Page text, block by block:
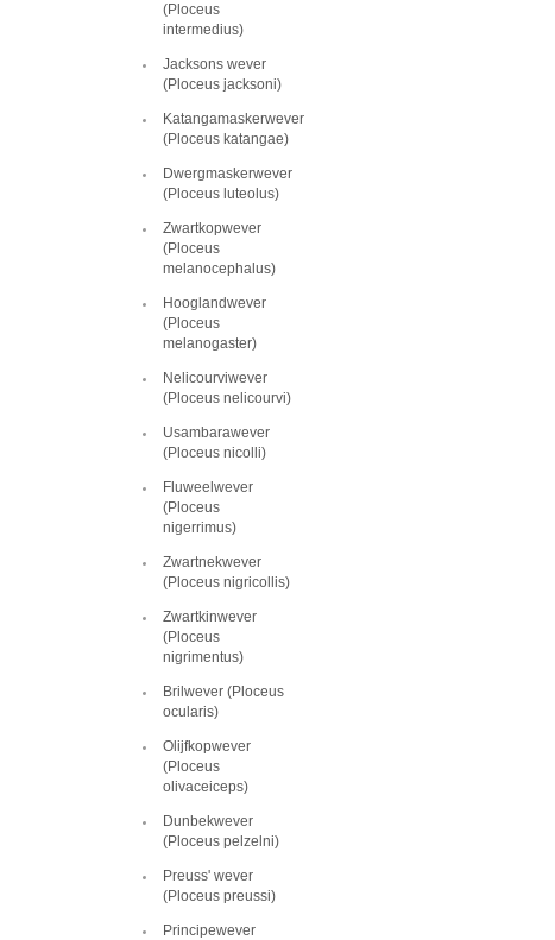
(Ploceus
intermedius)
Jacksons wever
(Ploceus jacksoni)
Katangamaskerwever
(Ploceus katangae)
Dwergmaskerwever
(Ploceus luteolus)
Zwartkopwever
(Ploceus
melanocephalus)
Hooglandwever
(Ploceus
melanogaster)
Nelicourviwever
(Ploceus nelicourvi)
Usambarawever
(Ploceus nicolli)
Fluweelwever
(Ploceus
nigerrimus)
Zwartnekwever
(Ploceus nigricollis)
Zwartkinwever
(Ploceus
nigrimentus)
Brilwever (Ploceus
ocularis)
Olijfkopwever
(Ploceus
olivaceiceps)
Dunbekwever
(Ploceus pelzelni)
Preuss' wever
(Ploceus preussi)
Principewever